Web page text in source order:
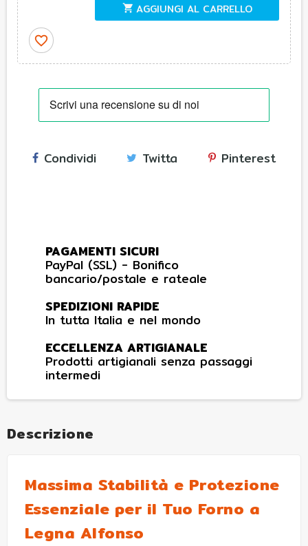
shopping_cart AGGIUNGI AL CARRELLO
favorite_border
Condividi Twitta Pinterest
PAGAMENTI SICURI
PayPal (SSL) - Bonifico
bancario/postale e rateale
SPEDIZIONI RAPIDE
In tutta Italia e nel mondo
ECCELLENZA ARTIGIANALE
Prodotti artigianali senza passaggi
intermedi
Descrizione
Massima Stabilità e Protezione
Essenziale per il Tuo Forno a
Legna Alfonso